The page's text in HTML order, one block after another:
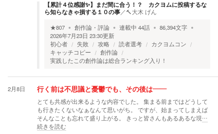
【累計４位感謝✨】まだ間に合う！？ カクヨムに投稿するな
ら知らなきゃ損する１０の事／🔨大木 げん
★807 創作論・評論 連載中 44話 86,394文字
2026年7月23日 23:30更新
初心者
失敗 攻略 読者選考
カクヨムコン
キャッチコピー
創作論
実践したこの創作論は総合ランキング入り！
2月8日 行く前は不思議と憂鬱でも、その後は――
とても共感が出来るような内容でした。 集まる前まではどうして
も行きたくないなぁなんて思いがち。 ですが、始まってしまえば
そんなことも忘れて盛り上がる。 きっと皆さんもあるあるな現…
続きを読む